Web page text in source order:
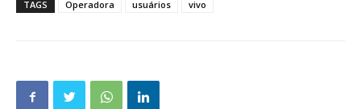
TAGS Operadora usuários vivo